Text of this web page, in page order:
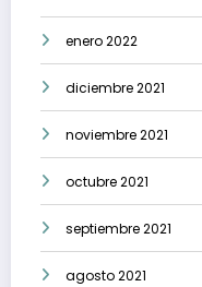
enero 2022
diciembre 2021
noviembre 2021
octubre 2021
septiembre 2021
agosto 2021